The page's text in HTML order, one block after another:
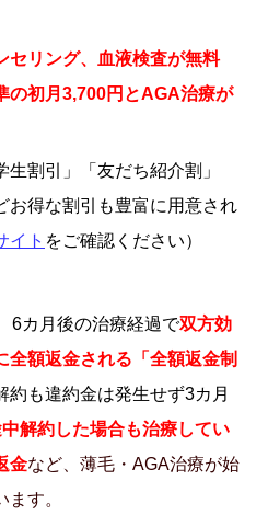
セリング、血液検査が無料
の初月3,700円とAGA治療が
割引」「友だち紹介割」
お得な割引も豊富に用意され
イト をご確認ください）
6カ月後の治療経過で双方効
全額返金される 「全額返金制
約も違約金は発生せず3カ月
解約した場合も治療してい
金など、薄毛・AGA治療が始
す。